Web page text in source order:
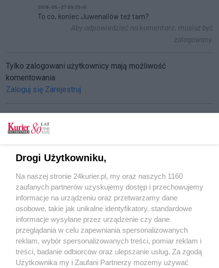
2018-05-27 09:39:41
To co, koniec Juwenaliów też tam?
Aby odpowiedzieć na komentarz, musisz być
zalogowany.
Tylko zalogowani użytkownicy mają możliwość
komentowania
Zaloguj się Zarejestruj
Dla kogo spotkania „Pod Platanami"?
Wielki piknik Pod Platanami [GALERIA, FILM]
Przygotowania Pod Platanami
POGODA
17℃
Drogi Użytkowniku,
Na naszej stronie 24kurier.pl, my oraz naszych 1160
zaufanych partnerów uzyskujemy dostęp i przechowujemy
informacje na urządzeniu oraz przetwarzamy dane
osobowe, takie jak unikalne identyfikatory, standardowe
informacje wysyłane przez urządzenie czy dane
przeglądania w celu zapewniania spersonalizowanych
reklam, wybór spersonalizowanych treści, pomiar reklam i
treści, badanie odbiorców oraz ulepszanie usług. Za zgodą
Użytkownika my i Zaufani Partnerzy możemy używać